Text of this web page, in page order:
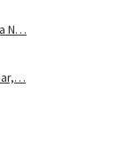
N…